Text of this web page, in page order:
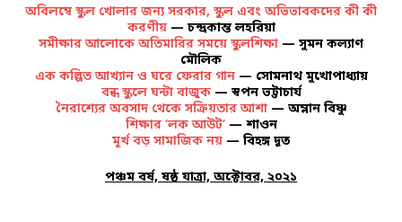
অবিলম্বে স্কুল খোলার জন্য সরকার, স্কুল এবং অভিভাবকদের কী কী
করণীয়— চন্দ্রকান্ত লহরিয়া
সমীক্ষার আলোকে অতিমারির সময়ে স্কুলশিক্ষা — সুমন কল্যাণ
মৌলিক
এক কল্পিত আখ্যান ও ঘরে ফেরার গান— সোমনাথ মুখোপাধ্যায়
বন্ধ স্কুলে ঘন্টা বাজুক— স্বপন ভট্টাচার্য
নৈরাশ্যের অবসাদ থেকে সক্রিয়তার আশা— অম্লান বিষ্ণু
শিক্ষার ‘লক আউট’— শাওন
মূর্খ বড় সামাজিক নয় — বিহঙ্গ দূত
পঞ্চম বর্ষ, ষষ্ঠ যাত্রা, অক্টোবর, ২০২১